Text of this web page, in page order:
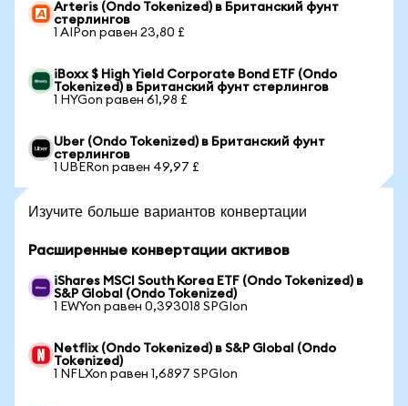
Arteris (Ondo Tokenized) в Британский фунт
стерлингов
1 AIPon равен 23,80 £
iBoxx $ High Yield Corporate Bond ETF (Ondo
Tokenized) в Британский фунт стерлингов
1 HYGon равен 61,98 £
Uber (Ondo Tokenized) в Британский фунт
стерлингов
1 UBERon равен 49,97 £
Изучите больше вариантов конвертации
Расширенные конвертации активов
iShares MSCI South Korea ETF (Ondo Tokenized) в
S&P Global (Ondo Tokenized)
1 EWYon равен 0,393018 SPGIon
Netflix (Ondo Tokenized) в S&P Global (Ondo
Tokenized)
1 NFLXon равен 1,6897 SPGIon